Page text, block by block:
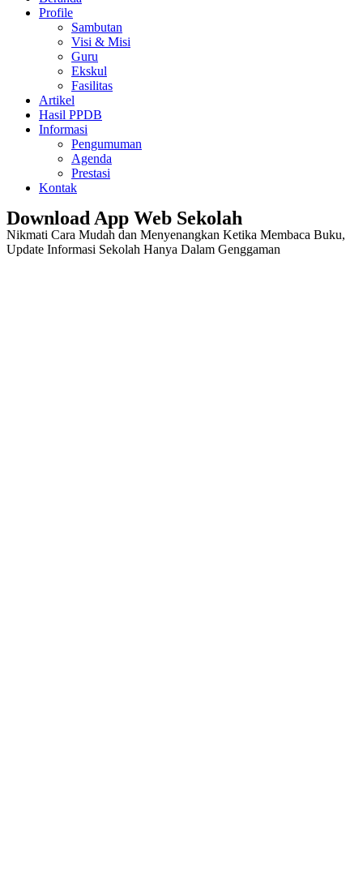
Profile
Sambutan
Visi & Misi
Guru
Ekskul
Fasilitas
Artikel
Hasil PPDB
Informasi
Pengumuman
Agenda
Prestasi
Kontak
Download App Web Sekolah
Nikmati Cara Mudah dan Menyenangkan Ketika Membaca Buku,
Update Informasi Sekolah Hanya Dalam Genggaman